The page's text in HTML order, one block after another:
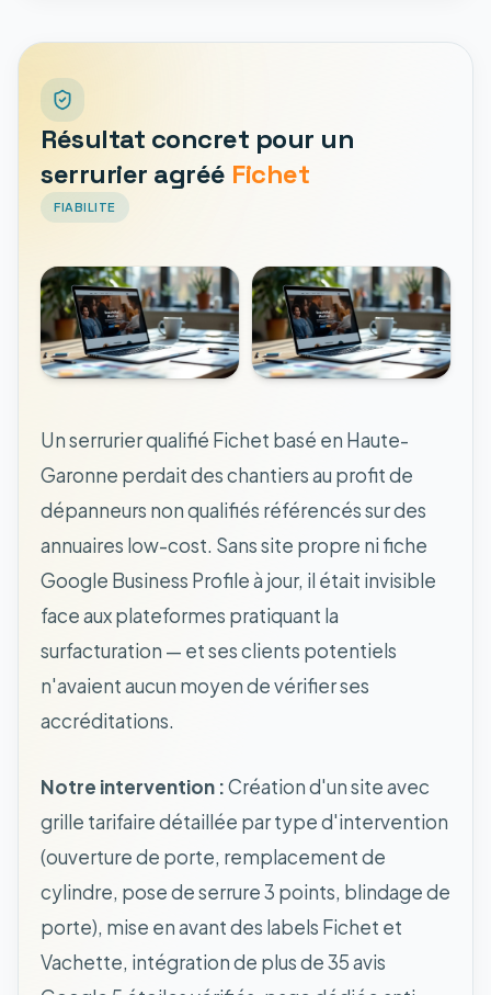
Résultat concret pour un
serrurier agréé Fichet
FIABILITE
Un serrurier qualifié Fichet basé en Haute-
Garonne perdait des chantiers au profit de
dépanneurs non qualifiés référencés sur des
annuaires low-cost. Sans site propre ni fiche
Google Business Profile à jour, il était invisible
face aux plateformes pratiquant la
surfacturation — et ses clients potentiels
n'avaient aucun moyen de vérifier ses
accréditations.
Notre intervention :Création d'un site avec
grille tarifaire détaillée par type d'intervention
(ouverture de porte, remplacement de
cylindre, pose de serrure 3 points, blindage de
porte), mise en avant des labels Fichet et
Vachette, intégration de plus de 35 avis